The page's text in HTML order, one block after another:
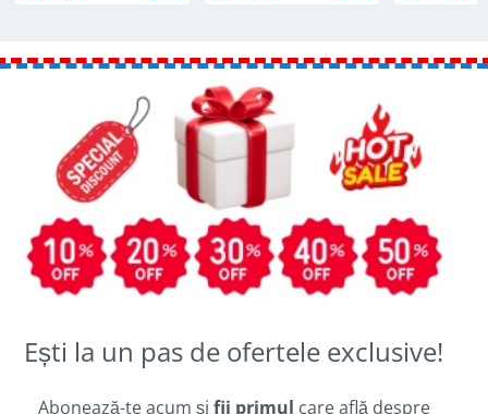
Ești la un pas de ofertele exclusive!
Abonează-te acum și fii primul care află despre